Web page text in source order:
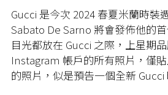
Gucci 是今次 2024 春夏米蘭時裝
Sabato De Sarno 將會發佈他的
目光都放在 Gucci 之際，上星期
Instagram 帳戶的所有照片，僅
的照片，似是預告一個全新 Gucci